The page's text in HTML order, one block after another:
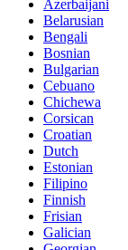
Azerbaijani
Belarusian
Bengali
Bosnian
Bulgarian
Cebuano
Chichewa
Corsican
Croatian
Dutch
Estonian
Filipino
Finnish
Frisian
Galician